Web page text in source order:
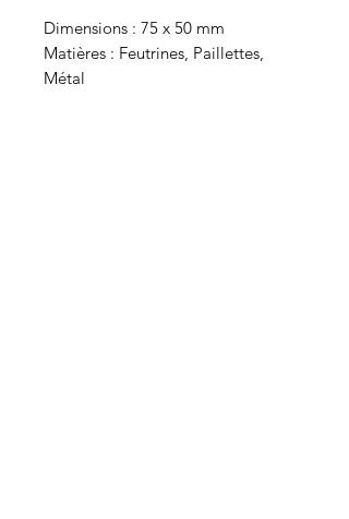
Dimensions : 75 x 50 mm
Matières : Feutrines, Paillettes,
Métal